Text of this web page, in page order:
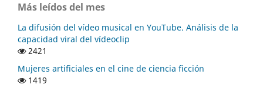
Más leídos del mes
La difusión del vídeo musical en YouTube. Análisis de la
capacidad viral del vídeoclip
2421
Mujeres artificiales en el cine de ciencia ficción
1419